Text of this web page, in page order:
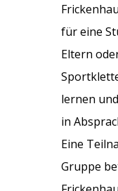
für eine
Eltern
lernen
in
Eine
Gruppe